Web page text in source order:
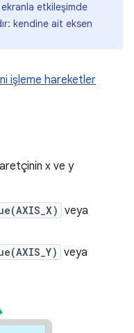
etkileşimde
kendine ait eksen
işleme hareketler
x ve y
veya
veya